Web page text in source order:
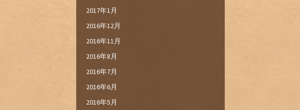
2017年1月
2016年12月
2016年11月
2016年8月
2016年7月
2016年6月
2016年5月